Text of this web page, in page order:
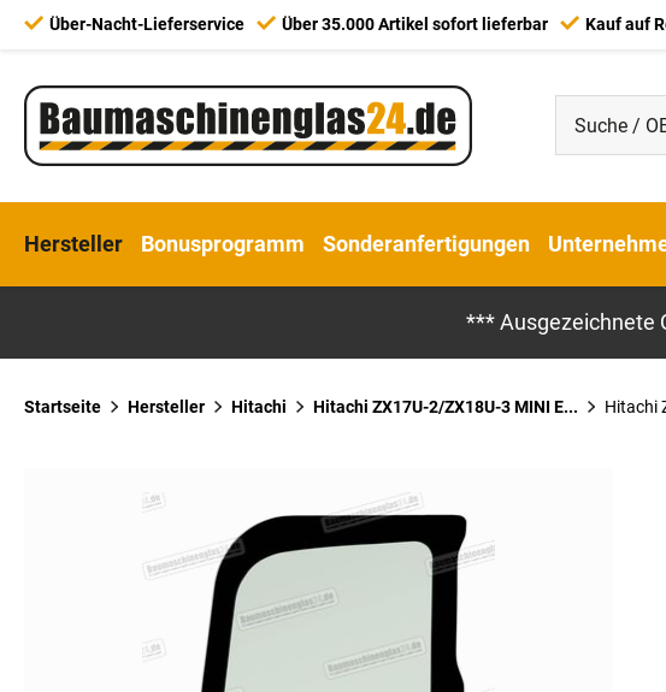
Über-Nacht-Lieferservice Über 35.000 Artikel sofort lieferbar Kauf auf
Hersteller Bonusprogramm Sonderanfertigungen
*** Ausgezeichnete
Startseite Hersteller Hitachi Hitachi ZX17U-2/ZX18U-3 MINI E... Hitachi